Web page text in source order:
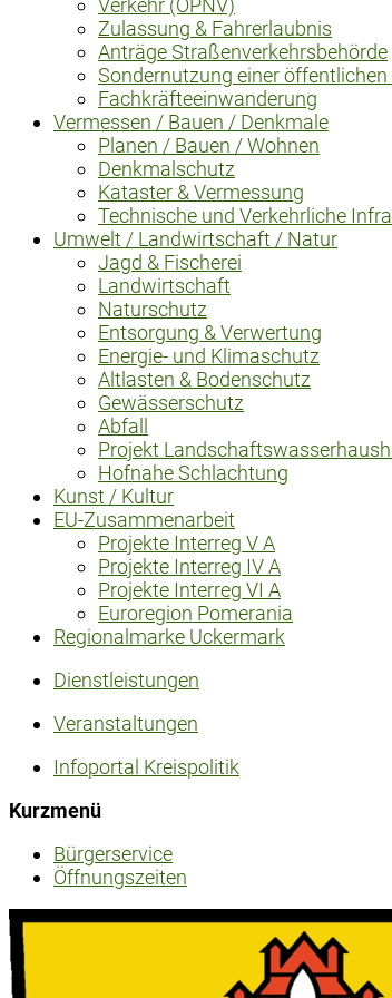
Verkehr (ÖPNV)
Zulassung & Fahrerlaubnis
Anträge Straßenverkehrsbehörde
Sondernutzung einer
Fachkräfteeinwanderung
Vermessen / Bauen / Denkmale
Planen / Bauen / Wohnen
Denkmalschutz
Kataster & Vermessung
Technische und Verkehrliche
Umwelt / Landwirtschaft / Natur
Jagd & Fischerei
Landwirtschaft
Naturschutz
Entsorgung & Verwertung
Energie- und Klimaschutz
Altlasten & Bodenschutz
Gewässerschutz
Abfall
Projekt
Hofnahe Schlachtung
Kunst / Kultur
EU-Zusammenarbeit
Projekte Interreg V A
Projekte Interreg IV A
Projekte Interreg VI A
Euroregion Pomerania
Regionalmarke Uckermark
Dienstleistungen
Veranstaltungen
Infoportal Kreispolitik
Kurzmenü
Bürgerservice
Öffnungszeiten